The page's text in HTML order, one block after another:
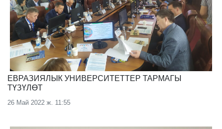
ЕВРАЗИЯЛЫК УНИВЕРСИТЕТТЕР ТАРМАГЫ
ТҮЗҮЛӨТ
26 Май 2022 ж. 11:55